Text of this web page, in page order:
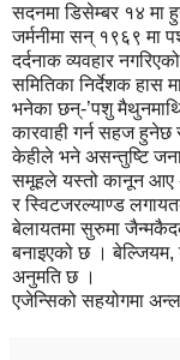
सदनमा डिसेम्बर १४ मा
जर्मनीमा सन् १९६९ मा
दर्दनाक व्यवहार
समितिका निर्देशक हास
भनेका छन्-’पशु मैथुनमाथि
कारवाही गर्न सहज हुनेछ
केहीले भने असन्तुष्टि
समूहले यस्तो कानून आए
र स्विटजरल्याण्ड
बेलायतमा सुरुमा
बनाइएको छ । बेल्जियम,
अनुमति छ ।
एजेन्सिको सहयोगमा